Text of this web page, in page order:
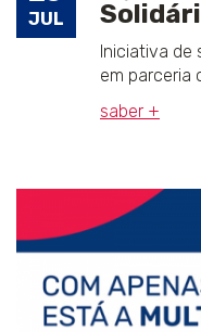
JUL
Iniciativa de
em parceria
saber +